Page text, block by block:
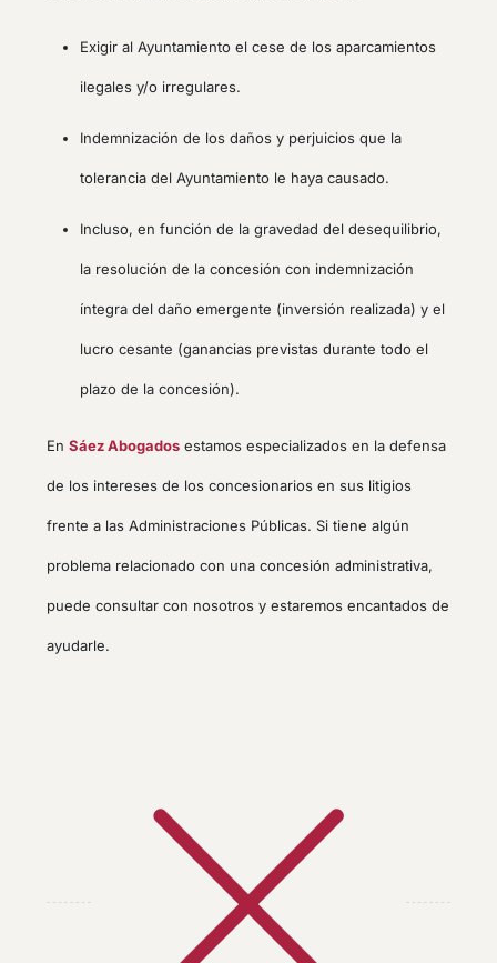
Exigir al Ayuntamiento el cese de los aparcamientos
ilegales y/o irregulares.
Indemnización de los daños y perjuicios que la
tolerancia del Ayuntamiento le haya causado.
Incluso, en función de la gravedad del desequilibrio,
la resolución de la concesión con indemnización
íntegra del daño emergente (inversión realizada) y el
lucro cesante (ganancias previstas durante todo el
plazo de la concesión).
En Sáez Abogadosestamos especializados en la defensa
de los intereses de los concesionarios en sus litigios
frente a las Administraciones Públicas. Si tiene algún
problema relacionado con una concesión administrativa,
puede consultar con nosotros y estaremos encantados de
ayudarle.